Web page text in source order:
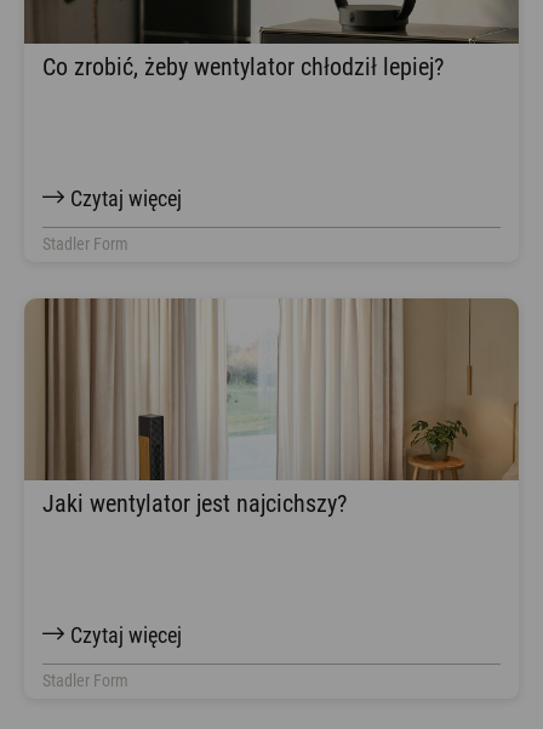
Co zrobić, żeby wentylator chłodził lepiej?
Czytaj więcej
Stadler Form
Jaki wentylator jest najcichszy?
Czytaj więcej
Stadler Form